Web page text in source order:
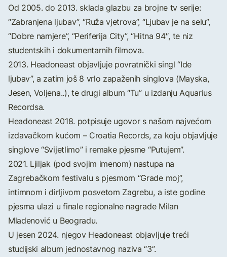
Od 2005. do 2013. sklada glazbu za brojne tv serije:
“Zabranjena ljubav”, “Ruža vjetrova”, “Ljubav je na selu”,
“Dobre namjere”, “Periferija City”, “Hitna 94″, te niz
studentskih i dokumentarnih filmova.
2013. Headoneast objavljuje povratnički singl “Ide
ljubav”, a zatim još 8 vrlo zapaženih singlova (Mayska,
Jesen, Voljena..), te drugi album “Tu” u izdanju Aquarius
Recordsa.
Headoneast 2018. potpisuje ugovor s našom najvećom
izdavačkom kućom – Croatia Records, za koju objavljuje
singlove “Svijetlimo” i remake pjesme “Putujem”.
2021. Ljiljak (pod svojim imenom) nastupa na
Zagrebačkom festivalu s pjesmom “Grade moj”,
intimnom i dirljivom posvetom Zagrebu, a iste godine
pjesma ulazi u finale regionalne nagrade Milan
Mladenović u Beogradu.
U jesen 2024. njegov Headoneast objavljuje treći
studijski album jednostavnog naziva “3”.